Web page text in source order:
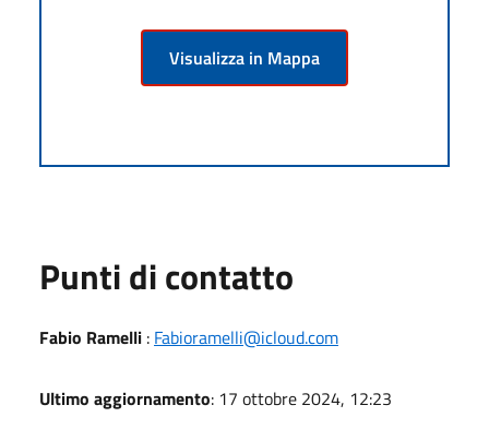
Visualizza in Mappa
Punti di contatto
Fabio Ramelli : Fabioramelli@icloud.com
Ultimo aggiornamento: 17 ottobre 2024, 12:23